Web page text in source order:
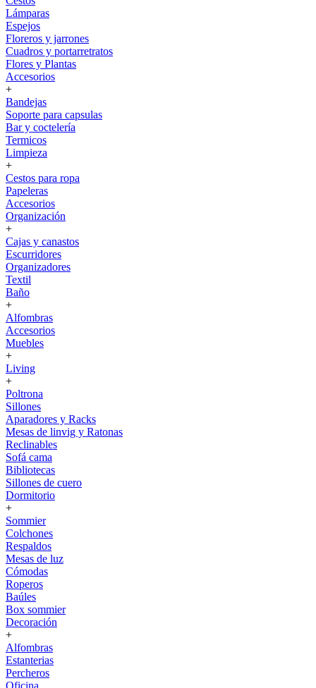
Lámparas
Espejos
Floreros y jarrones
Cuadros y portarretratos
Flores y Plantas
Accesorios
+
Bandejas
Soporte para capsulas
Bar y coctelería
Termicos
Limpieza
+
Cestos para ropa
Papeleras
Accesorios
Organización
+
Cajas y canastos
Escurridores
Organizadores
Textil
Baño
+
Alfombras
Accesorios
Muebles
+
Living
+
Poltrona
Sillones
Aparadores y Racks
Mesas de linvig y Ratonas
Reclinables
Sofá cama
Bibliotecas
Sillones de cuero
Dormitorio
+
Sommier
Colchones
Respaldos
Mesas de luz
Cómodas
Roperos
Baúles
Box sommier
Decoración
+
Alfombras
Estanterias
Percheros
Oficina